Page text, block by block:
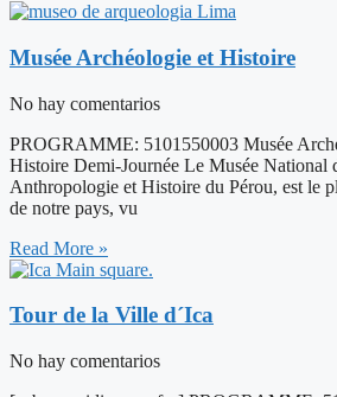
Musée Archéologie et Histoire
No hay comentarios
PROGRAMME: 5101550003 Musée
Histoire Demi-Journée Le Musée National
Anthropologie et Histoire du Pérou, est le
de notre pays, vu
Read More »
Tour de la Ville d´Ica
No hay comentarios